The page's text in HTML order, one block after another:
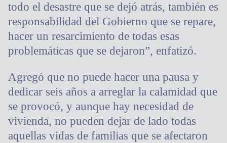
todo el desastre que se dejó atrás, también es
responsabilidad del Gobierno que se repare,
hacer un resarcimiento de todas esas
problemáticas que se dejaron”, enfatizó.
Agregó que no puede hacer una pausa y
dedicar seis años a arreglar la calamidad que
se provocó, y aunque hay necesidad de
vivienda, no pueden dejar de lado todas
aquellas vidas de familias que se afectaron